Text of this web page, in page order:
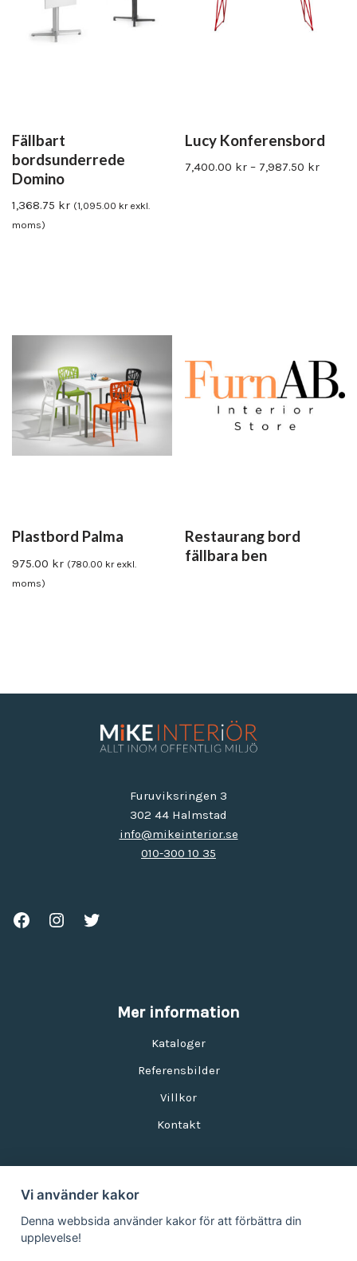
Fällbart
bordsunderrede
Domino
1,368.75 kr (1,095.00 krexkl.
moms)
Lucy Konferensbord
7,400.00 kr – 7,987.50 kr
Plastbord Palma
975.00 kr (780.00 krexkl.
moms)
Restaurang bord
fällbara ben
Furuviksringen 3
302 44 Halmstad
info@mikeinterior.se
010-300 10 35
Mer information
Kataloger
Referensbilder
Villkor
Kontakt
Vi använder kakor
Denna webbsida använder kakor för att förbättra din
upplevelse!